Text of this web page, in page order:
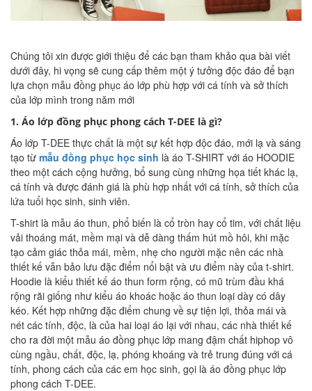
Chúng tôi xin được giới thiệu để các bạn tham khảo qua bài viết
dưới đây, hi vọng sẽ cung cấp thêm một ý tưởng độc đáo để bạn
lựa chọn mẫu đồng phục áo lớp phù hợp với cá tính và sở thích
của lớp mình trong năm mới
1. Áo lớp đồng phục phong cách T-DEE là gì?
Áo lớp T-DEE thực chất là một sự kết hợp độc đáo, mới lạ và sáng
tạo từ mẫu đồng phục học sinh là áo T-SHIRT với áo HOODIE
theo một cách cộng hưởng, bổ sung cùng những họa tiết khác lạ,
cá tính và được đánh giá là phù hợp nhất với cá tính, sở thích của
lứa tuổi học sinh, sinh viên.
T-shirt là mẫu áo thun, phổ biến là cổ tròn hay cổ tim, với chất liệu
vải thoáng mát, mềm mại và dễ dàng thấm hút mồ hôi, khi mặc
tạo cảm giác thỏa mái, mềm, nhẹ cho người mặc nên các nhà
thiết kế vẫn bảo lưu đặc điểm nổi bật và ưu điểm này của t-shirt.
Hoodie là kiểu thiết kế áo thun form rộng, có mũ trùm đầu khá
rộng rãi giống như kiểu áo khoác hoặc áo thun loại dày có dây
kéo. Kết hợp những đặc điểm chung về sự tiện lợi, thỏa mái và
nét các tính, độc, là của hai loại áo lại với nhau, các nhà thiết kế
cho ra đời một mẫu áo đồng phục lớp mang đậm chất hiphop vô
cùng ngầu, chất, độc, lạ, phóng khoáng và trẻ trung đúng với cá
tính, phong cách của các em học sinh, gọi là áo đồng phục lớp
phong cách T-DEE.